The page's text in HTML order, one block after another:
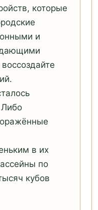
которые
и
дающими
в их
по
кубов